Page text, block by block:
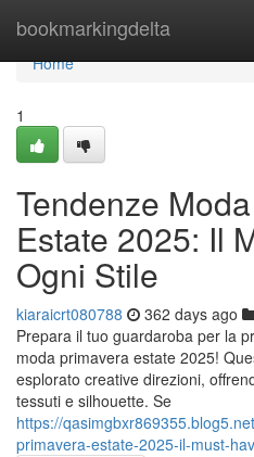
bookmarkingdelta
Home
Home
1
Tendenze
Estate 2025: Il
Ogni Stile
kiaraicrt080788 362 days ago
Prepara il tuo guardaroba per la
moda primavera estate 2025!
esplorato creative direzioni,
tessuti e silhouette. Se
https://
primavera-estate-2025-il-must-